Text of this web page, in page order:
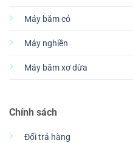
Máy băm cỏ
Máy nghiền
Máy băm xơ dừa
Chính sách
Đổi trả hàng